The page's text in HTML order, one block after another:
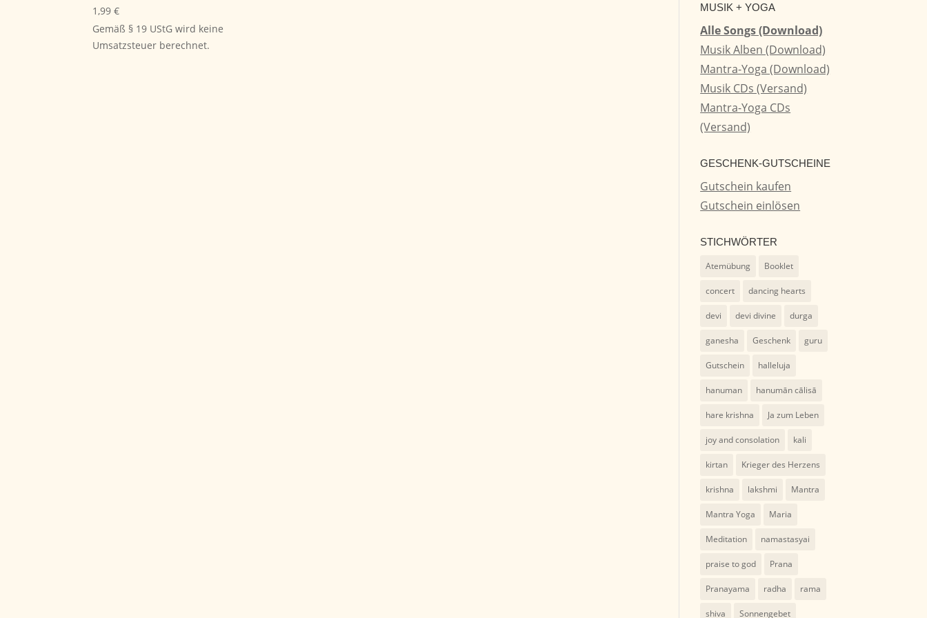
1,99€
Gemäß § 19 UStG wird keine
Umsatzsteuer berechnet.
MUSIK + YOGA
Alle Songs (Download)
Musik Alben (Download)
Mantra-Yoga (Download)
Musik CDs (Versand)
Mantra-Yoga CDs
(Versand)
GESCHENK-GUTSCHEINE
Gutschein kaufen
Gutschein einlösen
STICHWÖRTER
Atemübung Booklet
concert dancing hearts
devi devi divine durga
ganesha Geschenk guru
Gutschein halleluja
hanuman hanumān cālisā
hare krishna Ja zum Leben
joy and consolation kali
kirtan Krieger des Herzens
krishna lakshmi Mantra
Mantra Yoga Maria
Meditation namastasyai
praise to god Prana
Pranayama radha rama
shiva Sonnengebet